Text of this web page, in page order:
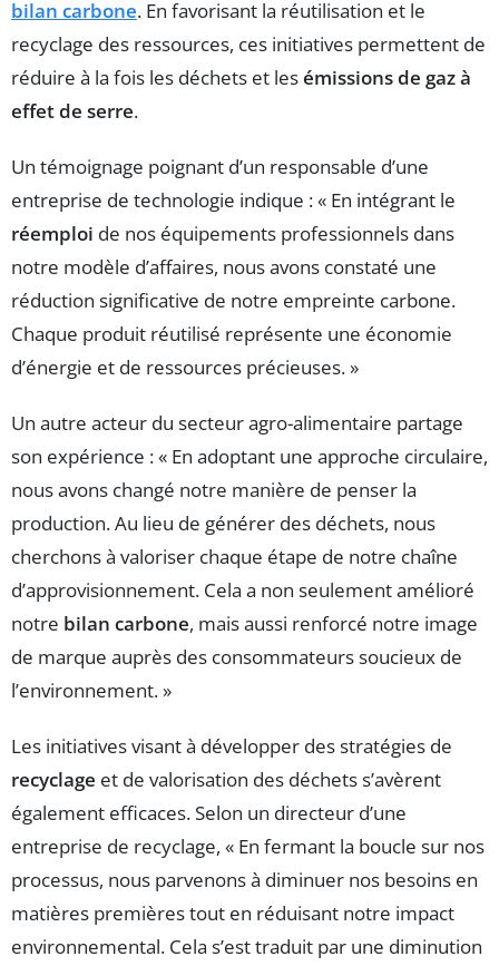
bilan carbone. En favorisant la réutilisation et le
recyclage des ressources, ces initiatives permettent de
réduire à la fois les déchets et lesémissions de gaz à
effet de serre.
Un témoignage poignant d’un responsable d’une
entreprise de technologie indique : « En intégrant le
réemploi de nos équipements professionnels dans
notre modèle d’affaires, nous avons constaté une
réduction significative de notre empreinte carbone.
Chaque produit réutilisé représente une économie
d’énergie et de ressources précieuses. »
Un autre acteur du secteur agro-alimentaire partage
son expérience : « En adoptant une approche circulaire,
nous avons changé notre manière de penser la
production. Au lieu de générer des déchets, nous
cherchons à valoriser chaque étape de notre chaîne
d’approvisionnement. Cela a non seulement amélioré
notre bilan carbone, mais aussi renforcé notre image
de marque auprès des consommateurs soucieux de
l’environnement. »
Les initiatives visant à développer des stratégies de
recyclage et de valorisation des déchets s’avèrent
également efficaces. Selon un directeur d’une
entreprise de recyclage, « En fermant la boucle sur nos
processus, nous parvenons à diminuer nos besoins en
matières premières tout en réduisant notre impact
environnemental. Cela s’est traduit par une diminution